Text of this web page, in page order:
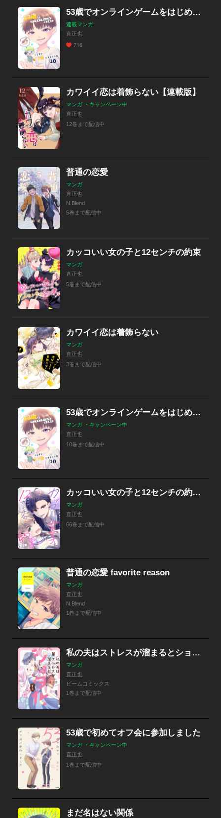
53歳でオンラインゲームをはじめて人生初のオフ会に参加する話【連載版】
連載マンガ
直正也
716
カワイイ恋は着飾らない【連載版】
マンガ ・キャンペーン中
直正也
12巻まで配信中
普通の恋愛
マンガ
直正也
N.Blend
5巻まで配信中
カッコいい女の子と12センチの約束
マンガ
直正也
5巻まで配信中
カワイイ恋は着飾らない
マンガ
直正也
3巻まで配信中
53歳でオンラインゲームをはじめて人生初のオフ会に参加する話【連載版】
マンガ ・キャンペーン中
直正也
10巻まで配信中
カッコいい女の子と12センチの約束【単話版】
マンガ
直正也
66巻まで配信中
普通の恋愛 favorite reason
マンガ
直正也
N.Blend
1巻まで配信中
私の夫はストレスが溜まるとショタ化する
マンガ
直正也
ビームコミックス
1巻まで配信中
53歳で初めてオフ会に参加しました
マンガ ・キャンペーン中
直正也
1巻まで配信中
まだ名はない関係